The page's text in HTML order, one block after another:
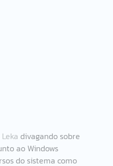
divagando sobre
ao Windows
do sistema como